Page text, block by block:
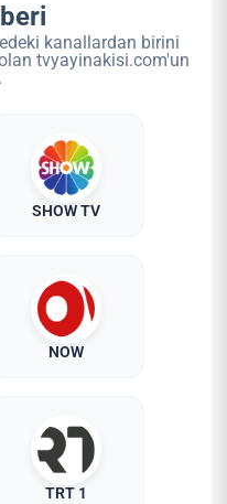
kanallardan birini
tvyayinakisi.com'un
SHOW TV
NOW
TRT 1